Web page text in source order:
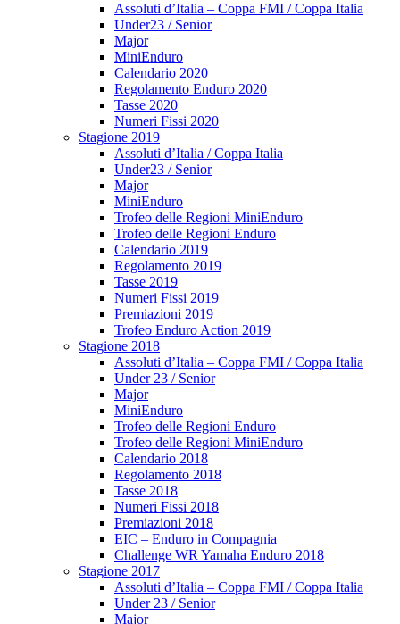
Assoluti d’Italia – Coppa FMI / Coppa Italia
Under23 / Senior
Major
MiniEnduro
Calendario 2020
Regolamento Enduro 2020
Tasse 2020
Numeri Fissi 2020
Stagione 2019
Assoluti d’Italia / Coppa Italia
Under23 / Senior
Major
MiniEnduro
Trofeo delle Regioni MiniEnduro
Trofeo delle Regioni Enduro
Calendario 2019
Regolamento 2019
Tasse 2019
Numeri Fissi 2019
Premiazioni 2019
Trofeo Enduro Action 2019
Stagione 2018
Assoluti d’Italia – Coppa FMI / Coppa Italia
Under 23 / Senior
Major
MiniEnduro
Trofeo delle Regioni Enduro
Trofeo delle Regioni MiniEnduro
Calendario 2018
Regolamento 2018
Tasse 2018
Numeri Fissi 2018
Premiazioni 2018
EIC – Enduro in Compagnia
Challenge WR Yamaha Enduro 2018
Stagione 2017
Assoluti d’Italia – Coppa FMI / Coppa Italia
Under 23 / Senior
Major